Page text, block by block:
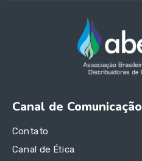
Canal de Comunicação
Contato
Canal de Ética